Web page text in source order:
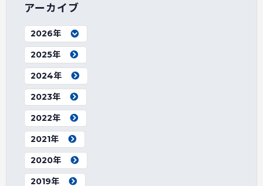
アーカイブ
2026年
2025年
2024年
2023年
2022年
2021年
2020年
2019年